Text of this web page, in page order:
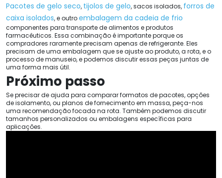
Pacotes de gelo seco, tijolos de gelo, sacos isolados, forros de
caixa isolados, e outroembalagem da cadeia de frio
componentes para transporte de alimentos e produtos
farmacêuticos. Essa combinação é importante porque os
compradores raramente precisam apenas de refrigerante. Eles
precisam de uma embalagem que se ajuste ao produto, a rota, e o
processo de manuseio, e podemos discutir essas peças juntas de
uma forma mais útil.
Próximo passo
Se precisar de ajuda para comparar formatos de pacotes, opções
de isolamento, ou planos de fornecimento em massa, peça-nos
uma recomendação focada na rota. Também podemos discutir
tamanhos personalizados ou embalagens específicas para
aplicações.